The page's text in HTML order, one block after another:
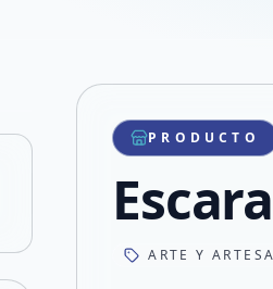
Compartir producto
Compartir por WhatsApp
Compartir por mail
Compartir en Facebook
Compartir en X
PRODUCTO
ARTE Y